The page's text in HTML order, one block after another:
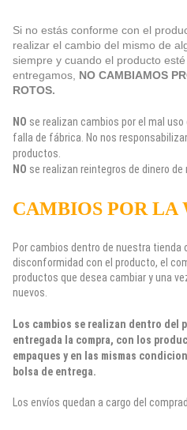
Si no estás conforme con el
realizar el cambio del mismo de
siempre y cuando el producto
entregamos, NO CAMBIAMOS
ROTOS.
NO se realizan cambios por el mal
falla de fábrica. No nos
productos.
NO se realizan reintegros de dinero de
CAMBIOS POR LA
Por cambios dentro de nuestra tienda
disconformidad con el producto, el
productos que desea cambiar y una
nuevos.
Los cambios se realizan dentro del
entregada la compra, con los
empaques y en las mismas
bolsa de entrega.
Los envíos quedan a cargo del